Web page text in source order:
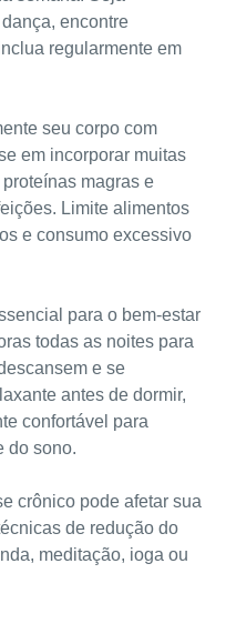
encontre
regularmente em
seu corpo com
em incorporar muitas
magras e
Limite alimentos
e consumo excessivo
para o bem-estar
todas as noites para
e se
antes de dormir,
confortável para
do sono.
crônico pode afetar sua
de redução do
meditação, ioga ou